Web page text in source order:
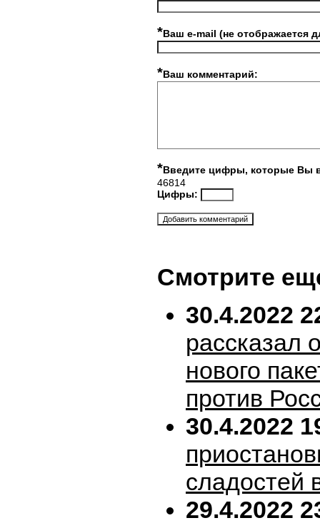
*Ваш e-mail (не отображается
*Ваш комментарий:
*Введите цифры, которые Вы
46814
Цифры:
Смотрите
30.4.2022
рассказал
нового
против
30.4.2022
сладостей
29.4.2022